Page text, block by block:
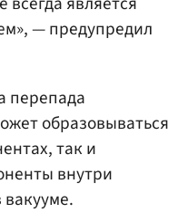
— предупредил
перепада
образовываться
так и
внутри